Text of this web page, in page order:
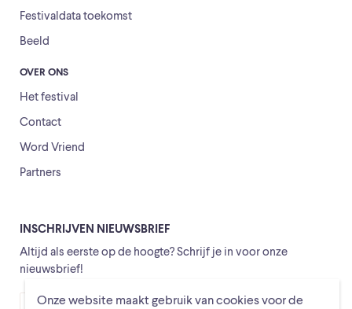
Onze website maakt gebruik van cookies voor de
Festivaldata toekomst
Beeld
OVER ONS
Het festival
Contact
Word Vriend
Partners
INSCHRIJVEN NIEUWSBRIEF
Altijd als eerste op de hoogte? Schrijf je in voor onze
nieuwsbrief!